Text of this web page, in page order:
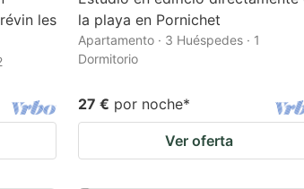
les
la playa en Pornichet
Apartamento · 3 Huéspedes · 1
Dormitorio
27 € por noche*
Ver oferta